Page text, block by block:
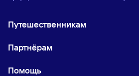
Путешественникам
Партнёрам
Помощь